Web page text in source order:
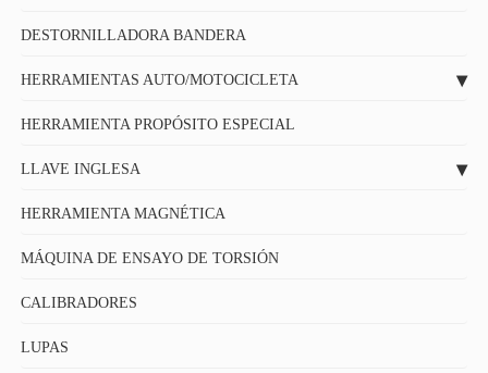
DESTORNILLADORA BANDERA
HERRAMIENTAS AUTO/MOTOCICLETA
HERRAMIENTA PROPÓSITO ESPECIAL
LLAVE INGLESA
HERRAMIENTA MAGNÉTICA
MÁQUINA DE ENSAYO DE TORSIÓN
CALIBRADORES
LUPAS